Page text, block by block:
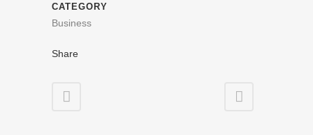
CATEGORY
Business
Share